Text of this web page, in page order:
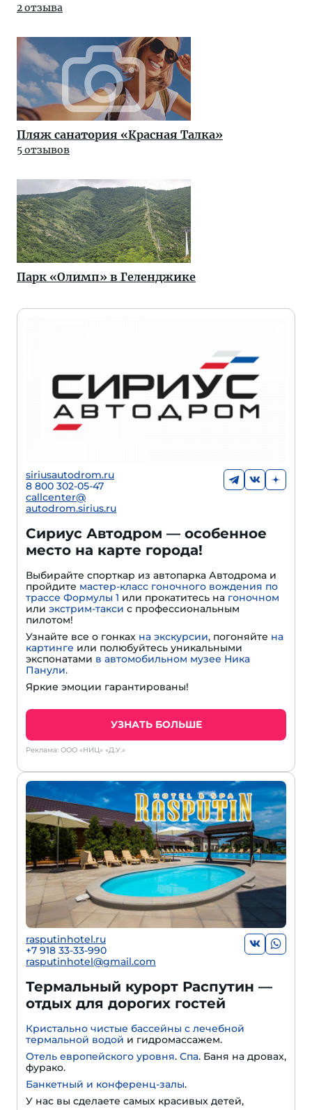
2 отзыва
Пляж санатория «Красная Талка»
5 отзывов
Парк «Олимп» в Геленджике
siriusautodrom.ru
8 800 302-05-47
callcenter@
autodrom.sirius.ru
Сириус Автодром — особенное
место на карте города!
Выбирайте спорткар из автопарка Автодрома и
пройдите мастер-класс гоночного вождения по
трассе Формулы 1 или прокатитесь на гоночном
или экстрим-такси с профессиональным
пилотом!
Узнайте все о гонках на экскурсии, погоняйте на
картинге или полюбуйтесь уникальными
экспонатами в автомобильном музее Ника
Панули.
Яркие эмоции гарантированы!
УЗНАТЬ БОЛЬШЕ
Реклама: ООО «НИЦ» «Д.У.»
rasputinhotel.ru
+7 918 33-33-990
rasputinhotel@gmail.com
Термальный курорт Распутин —
отдых для дорогих гостей
Кристально чистые бассейны с лечебной
термальной водой и гидромассажем.
Отель европейского уровня. Спа. Баня на дровах,
фурако.
Банкетный и конференц-залы.
У нас вы сделаете самых красивых детей,